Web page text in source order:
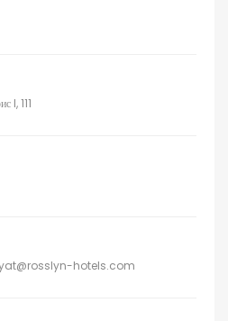
I, 111
hotels.com